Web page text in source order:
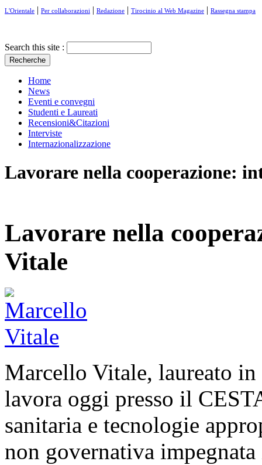
L'Orientale | Per collaborazioni | Redazione | Tirocinio al Web Magazine | Rassegna stampa
Search this site :
Home
News
Eventi e convegni
Studenti e Laureati
Recensioni&Citazioni
Interviste
Internazionalizzazione
Lavorare nella cooperazione:
Lavorare nella
Vitale
Marcello Vitale, laureato
lavora oggi presso il
sanitaria e tecnologie
non governativa